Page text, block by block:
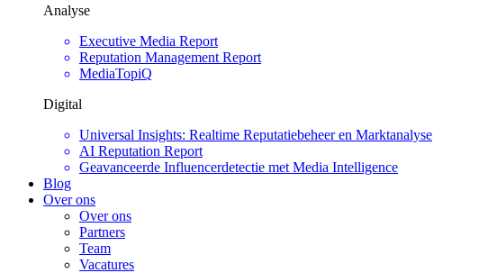
Analyse
Executive Media Report
Reputation Management Report
MediaTopiQ
Digital
Universal Insights: Realtime Reputatiebeheer en Marktanalyse
AI Reputation Report
Geavanceerde Influencerdetectie met Media Intelligence
Blog
Over ons
Over ons
Partners
Team
Vacatures